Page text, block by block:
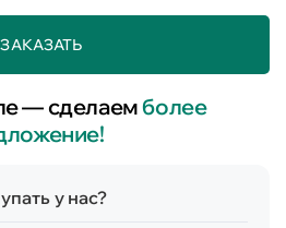
ЗАКАЗАТЬ
— сделаемболее
у нас?